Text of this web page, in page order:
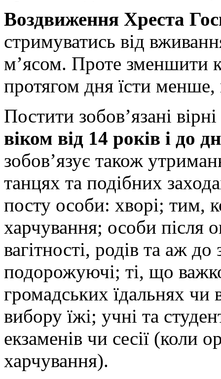
Воздвиження Хреста
стримуватись від
м’ясом. Проте зменшити
протягом дня їсти менше,
Постити зобов’язані
віком від 14 років і до
зобов’язує також
танцях та подібних
посту особи: хворі; тим,
харчування; особи після
вагітності, родів та аж
подорожуючі; ті, що
громадських їдальнях чи
вибору їжі; учні та
екзаменів чи сесії (коли
харчування).